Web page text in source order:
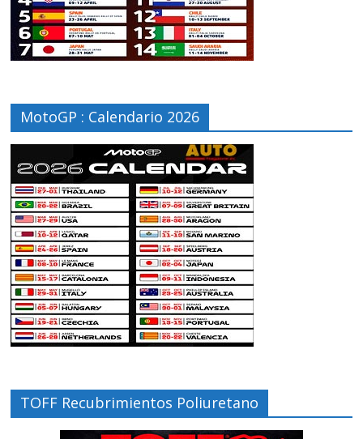
MotoGP : Calendario 2026
TOFF Recubrimientos Poliuretano